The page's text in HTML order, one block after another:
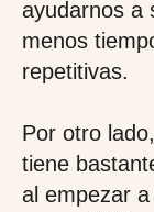
ayudarnos a
menos
repetitivas.
Por otro
tiene
al empezar